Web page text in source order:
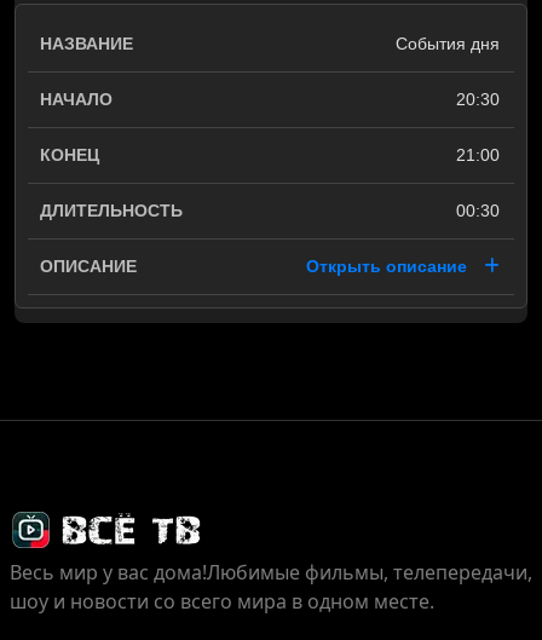
События дня
20:30
21:00
00:30
Открыть описание
Весь мир у вас дома!Любимые фильмы, телепередачи,
шоу и новости со всего мира в одном месте.